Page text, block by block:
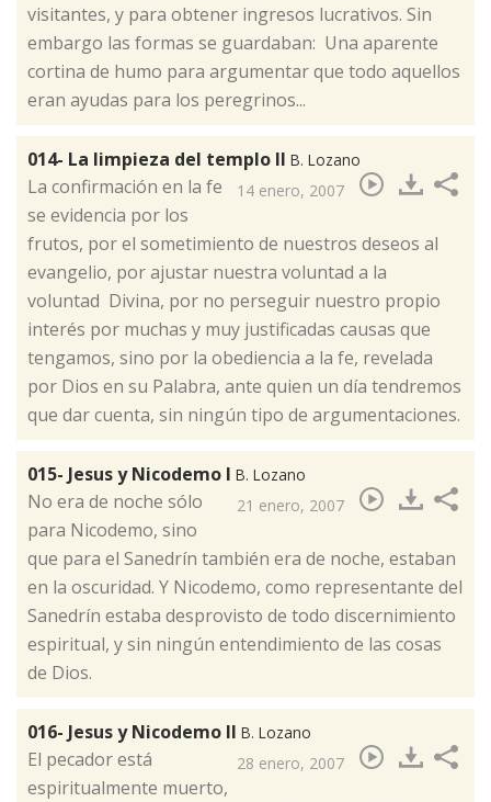
visitantes, y para obtener ingresos lucrativos. Sin
embargo las formas se guardaban: Una aparente
cortina de humo para argumentar que todo aquellos
eran ayudas para los peregrinos...
014- La limpieza del templo II B. Lozano
14 enero, 2007
​La confirmación en la fe
se evidencia por los
frutos, por el sometimiento de nuestros deseos al
evangelio, por ajustar nuestra voluntad a la
voluntad Divina, por no perseguir nuestro propio
interés por muchas y muy justificadas causas que
tengamos, sino por la obediencia a la fe, revelada
por Dios en su Palabra, ante quien un día tendremos
que dar cuenta, sin ningún tipo de argumentaciones.
015- Jesus y Nicodemo I B. Lozano
21 enero, 2007
​No era de noche sólo
para Nicodemo, sino
que para el Sanedrín también era de noche, estaban
en la oscuridad. Y Nicodemo, como representante del
Sanedrín estaba desprovisto de todo discernimiento
espiritual, y sin ningún entendimiento de las cosas
de Dios.
016- Jesus y Nicodemo II B. Lozano
28 enero, 2007
​El pecador está
espiritualmente muerto,